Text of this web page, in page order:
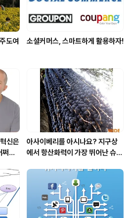
도여
소셜커머스, 스마트하게 활용하자!
신은
쩌면
아사이베리를 아시나요? 지구상
에서 항산화력이 가장 뛰어난 슈퍼